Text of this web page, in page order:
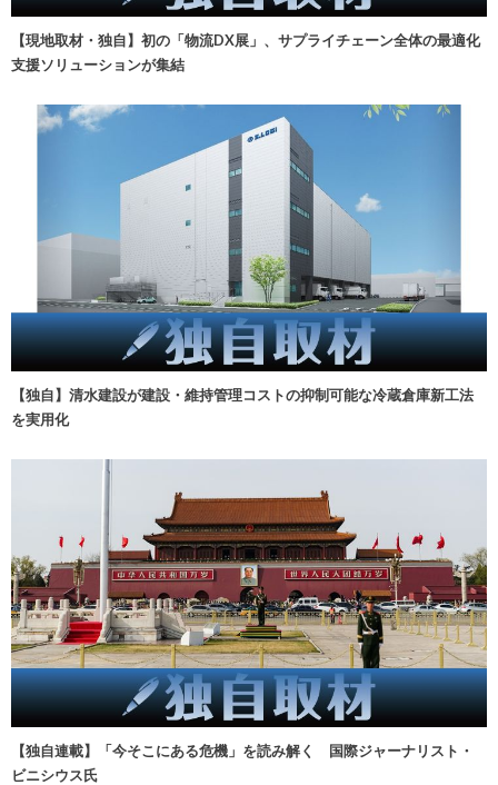
【現地取材・独自】初の「物流DX展」、サプライチェーン全体の最適化
支援ソリューションが集結
【独自】清水建設が建設・維持管理コストの抑制可能な冷蔵倉庫新工法
を実用化
【独自連載】「今そこにある危機」を読み解く 国際ジャーナリスト・
ビニシウス氏